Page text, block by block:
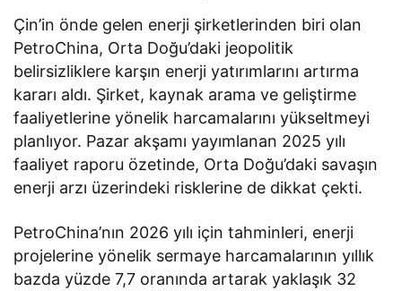
Çin’in önde gelen enerji şirketlerinden biri olan
PetroChina, Orta Doğu’daki jeopolitik
belirsizliklere karşın enerji yatırımlarını artırma
kararı aldı. Şirket, kaynak arama ve geliştirme
faaliyetlerine yönelik harcamalarını yükseltmeyi
planlıyor. Pazar akşamı yayımlanan 2025 yılı
faaliyet raporu özetinde, Orta Doğu’daki savaşın
enerji arzı üzerindeki risklerine de dikkat çekti.
PetroChina’nın 2026 yılı için tahminleri, enerji
projelerine yönelik sermaye harcamalarının yıllık
bazda yüzde 7,7 oranında artarak yaklaşık 32